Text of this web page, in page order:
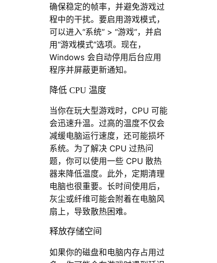
确保稳定的帧率，并避免游戏过
程中的干扰。要启用游戏模式，
可以进入“系统” > “游戏”，并启
用“游戏模式”选项。现在，
Windows 会自动停用后台应用
程序并屏蔽更新通知。
降低 CPU 温度
当你在玩大型游戏时，CPU 可能
会迅速升温。过高的温度不仅会
减缓电脑运行速度，还可能损坏
系统。为了解决 CPU 过热问
题，你可以使用一些 CPU 散热
器来降低温度。此外，定期清理
电脑也很重要。长时间使用后，
灰尘或纤维可能会附着在电脑风
扇上，导致散热困难。
释放存储空间
如果你的磁盘和电脑内存占用过